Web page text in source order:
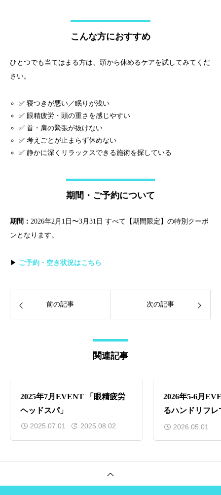
こんな方におすすめ
ひとつでも当てはまる方は、頭から休めるケアを試してみてくだ
さい。
✅ 寝つきが悪い／眠りが浅い
✅ 眼精疲労・頭の重さを感じやすい
✅ 首・肩の緊張が抜けない
✅ 考えごとが止まらず休めない
✅ 静かに深くリラックスできる施術を探している
期間・ご予約について
期間： 2026年2月1日〜3月31日 すべて【期間限定】の特別クーポ
ンとなります。
▶ ご予約・空き状況はこちら
前の記事 次の記事
関連記事
2025年7月EVENT 「眼精疲労
ヘッドスパ」
2025.07.01 2025.08.02
2026年5-6月
るハンドリフ
しを2026.05.01